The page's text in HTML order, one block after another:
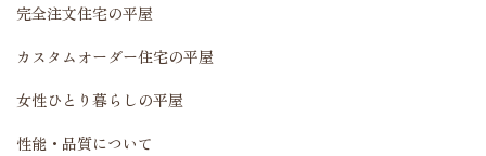
完全注文住宅の平屋
カスタムオーダー住宅の平屋
女性ひとり暮らしの平屋
性能・品質について